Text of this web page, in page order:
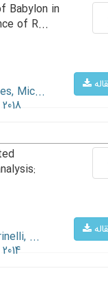
of Babylon in
of R...
Mic...
2018
analysis:
Marinelli, ...
2014